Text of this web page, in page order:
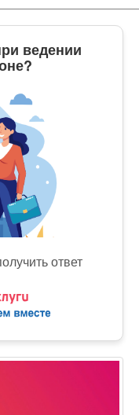
ведении
ответ